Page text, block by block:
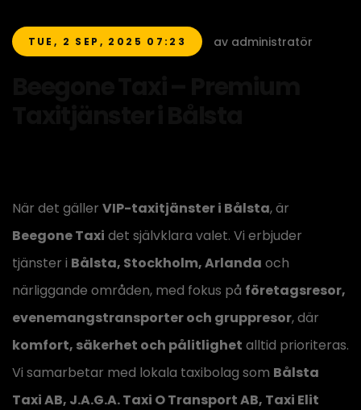
TUE, 2 SEP, 2025 07:23 av administratör
När det gäller VIP-taxitjänster i Bålsta, är
Beegone Taxi det självklara valet. Vi erbjuder
tjänster i Bålsta, Stockholm, Arlanda och
närliggande områden, med fokus på företagsresor,
evenemangstransporter och gruppresor, där
komfort, säkerhet och pålitlighet alltid prioriteras.
Vi samarbetar med lokala taxibolag som Bålsta
Taxi AB, J.A.G.A. Taxi O Transport AB, Taxi Elit